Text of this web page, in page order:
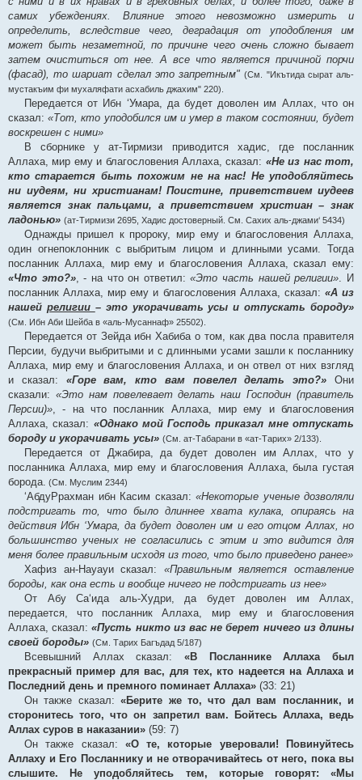
самих убеждениях. Влияние этого невозможно измерить и
определить, вследствие чего, деградация от уподобления им
может быть незаметной, по причине чего очень сложно бывает
затем очиститься от нее. А все что является причиной порчи
(фасад), то шариат сделал это запретным"(См. "Икътида сырат аль-
мустакъим фи мухаляфати асхабиль джахим" 220).
Передается от Ибн ‘Умара, да будет доволен им Аллах, что он
сказал:«Тот, кто уподобился им и умер в таком состоянии, будет
воскрешен с ними»
В сборнике у ат-Тирмизи приводится хадис, где посланник
Аллаха, мир ему и благословения Аллаха, сказал: «Не из нас тот,
кто старается быть похожим не на нас! Не уподобляйтесь
ни иудеям, ни христианам! Поистине, приветствием иудеев
является знак пальцами, а приветствием христиан – знак
ладонью» (ат-Тирмизи 2695, Хадис достоверный. См. Сахих аль-джами‘ 5434)
Однажды пришел к пророку, мир ему и благословения Аллаха,
один огнепоклонник с выбритым лицом и длинными усами. Тогда
посланник Аллаха, мир ему и благословения Аллаха, сказал ему:
«Что это?», - на что он ответил:«Это часть нашей религии» . И
посланник Аллаха, мир ему и благословения Аллаха, сказал: «А из
нашей религии – это укорачивать усы и отпускать бороду»
(См. Ибн Аби Шейба в «аль-Мусаннаф» 25502).
Передается от Зейда ибн Хабиба о том, как два посла правителя
Персии, будучи выбритыми и с длинными усами зашли к посланнику
Аллаха, мир ему и благословения Аллаха, и он отвел от них взгляд
и сказал: «Горе вам, кто вам повелел делать это?» Они
сказали: «Это нам повелевает делать наш Господин (правитель
Персии)» , - на что посланник Аллаха, мир ему и благословения
Аллаха, сказал: «Однако мой Господь приказал мне отпускать
бороду и укорачивать усы» (См. ат-Табарани в «ат-Тарих» 2/133).
Передается от Джабира, да будет доволен им Аллах, что у
посланника Аллаха, мир ему и благословения Аллаха, была густая
борода. (См. Муслим 2344)
‘АбдуРрахман ибн Касим сказал: «Некоторые ученые дозволяли
подстригать то, что было длиннее хвата кулака, опираясь на
действия Ибн ‘Умара, да будет доволен им и его отцом Аллах, но
большинство ученых не согласились с этим и это видится для
меня более правильным исходя из того, что было приведено ранее»
Хафиз ан-Науауи сказал: «Правильным является оставление
бороды, как она есть и вообще ничего не подстригать из нее»
От Абу Са‘ида аль-Худри, да будет доволен им Аллах,
передается, что посланник Аллаха, мир ему и благословения
Аллаха, сказал:«Пусть никто из вас не берет ничего из длины
своей бороды» (См. Тарих Багъдад 5/187)
Всевышний Аллах сказал: «В Посланнике Аллаха был
прекрасный пример для вас, для тех, кто надеется на Аллаха и
Последний день и премного поминает Аллаха» (33: 21)
Он также сказал:«Берите же то, что дал вам посланник, и
сторонитесь того, что он запретил вам. Бойтесь Аллаха, ведь
Аллах суров в наказании» (59: 7)
Он также сказал: «О те, которые уверовали! Повинуйтесь
Аллаху и Его Посланнику и не отворачивайтесь от него, пока вы
слышите. Не уподобляйтесь тем, которые говорят: «Мы